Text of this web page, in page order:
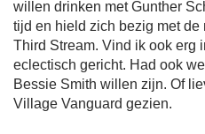
willen drinken met Gunther
tijd en hield zich bezig met
Third Stream. Vind ik ook erg
eclectisch gericht. Had ook
Bessie Smith willen zijn. Of
Village Vanguard gezien.